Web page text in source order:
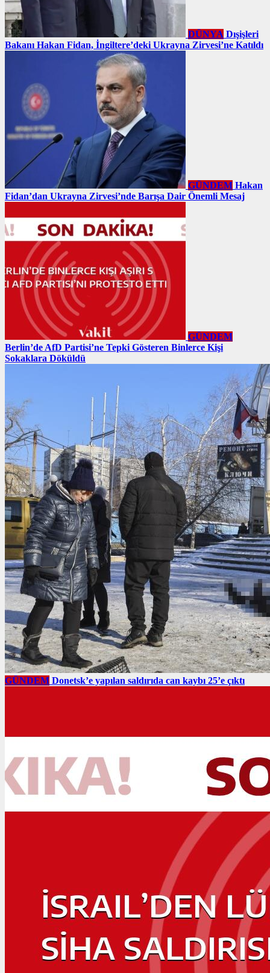
DÜNYA Dışişleri
Bakanı Hakan Fidan, İngiltere’deki Ukrayna Zirvesi’ne Katıldı
GÜNDEM Hakan
Fidan’dan Ukrayna Zirvesi’nde Barışa Dair Önemli Mesaj
GÜNDEM
Berlin’de AfD Partisi’ne Tepki Gösteren Binlerce Kişi
Sokaklara Döküldü
GÜNDEM Donetsk’e yapılan saldırıda can kaybı 25’e çıktı